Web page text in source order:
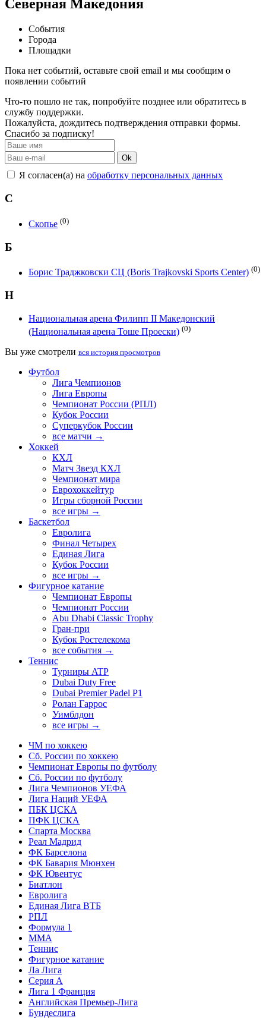
Северная Македония
События
Города
Площадки
Пока нет событий, оставьте свой email и мы сообщим о
появлении событий
Что-то пошло не так, попробуйте позднее или обратитесь в
службу поддержки.
Пожалуйста, дождитесь подтверждения отправки формы.
Спасибо за подписку!
Ok
Я согласен(а) на обработку персональных данных
С
Скопье (0)
Б
Борис Траджковски СЦ (Boris Trajkovski Sports Center) (0)
Н
Национальная арена Филипп II Македонский
(Национальная арена Тоше Проески) (0)
Вы уже смотрели вся история просмотров
Футбол
Лига Чемпионов
Лига Европы
Чемпионат России (РПЛ)
Кубок России
Суперкубок России
все матчи →
Хоккей
КХЛ
Матч Звезд КХЛ
Чемпионат мира
Еврохоккейтур
Игры сборной России
все игры →
Баскетбол
Евролига
Финал Четырех
Единая Лига
Кубок России
все игры →
Фигурное катание
Чемпионат Европы
Чемпионат России
Abu Dhabi Classic Trophy
Гран-при
Кубок Ростелекома
все события →
Теннис
Турниры ATP
Dubai Duty Free
Dubai Premier Padel P1
Ролан Гаррос
Уимблдон
все игры →
ЧМ по хоккею
Сб. России по хоккею
Чемпионат Европы по футболу
Сб. России по футболу
Лига Чемпионов УЕФА
Лига Наций УЕФА
ПБК ЦСКА
ПФК ЦСКА
Спарта Москва
Реал Мадрид
ФК Барселона
ФК Бавария Мюнхен
ФК Ювентус
Биатлон
Евролига
Единая Лига ВТБ
РПЛ
Формула 1
MMA
Теннис
Фигурное катание
Ла Лига
Серия А
Лига 1 Франция
Английская Премьер-Лига
Бундеслига